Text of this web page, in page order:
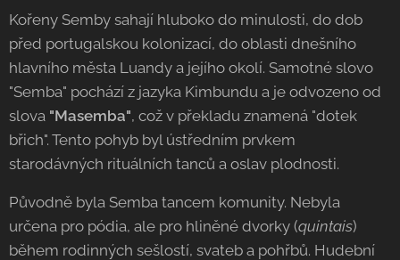
Kořeny Semby sahají hluboko do minulosti, do dob
před portugalskou kolonizací, do oblasti dnešního
hlavního města Luandy a jejího okolí. Samotné slovo
"Semba" pochází z jazyka Kimbundu a je odvozeno od
slova "Masemba", což v překladu znamená "dotek
břich". Tento pohyb byl ústředním prvkem
starodávných rituálních tanců a oslav plodnosti.
Původně byla Semba tancem komunity. Nebyla
určena pro pódia, ale pro hliněné dvorky (quintais)
během rodinných sešlostí, svateb a pohřbů. Hudební